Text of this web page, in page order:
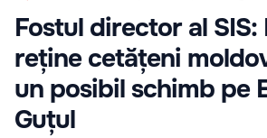
Fostul director al SIS:
reține cetățeni
un posibil schimb pe
Guțul